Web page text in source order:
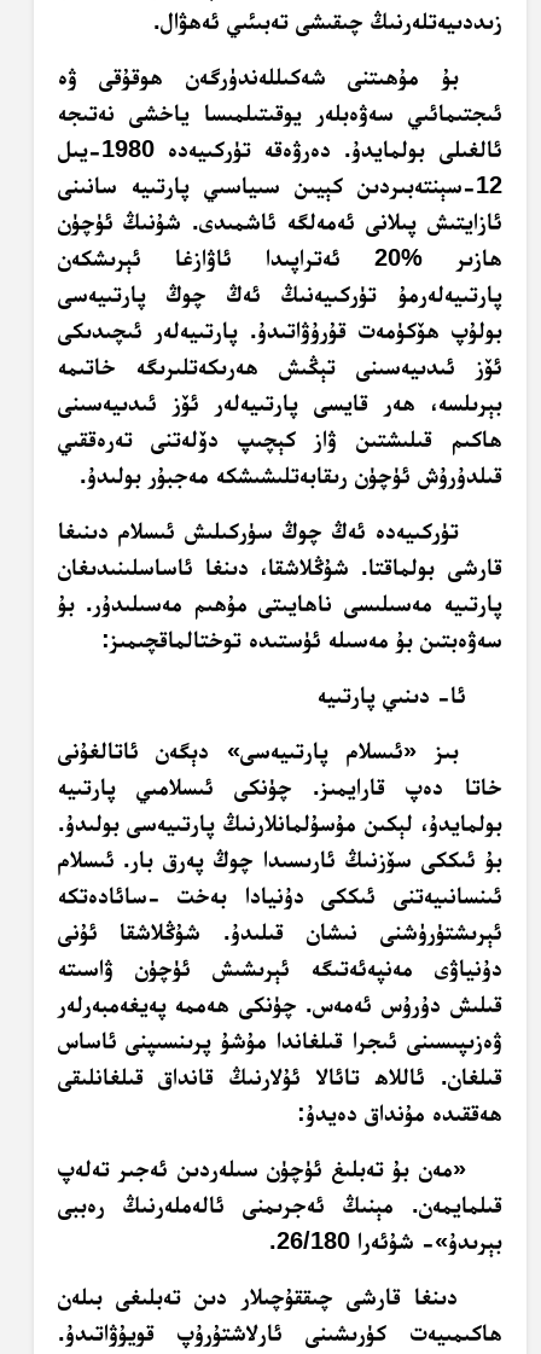
زىددىيەتلەرنىڭ چىقىشى تەبىئىي ئەھۋال.
بۇ مۇھىتنى شەكىللەندۈرگەن ھوقۇقى ۋە
ئىجتىمائىي سەۋەبلەر يوقىتىلمىسا ياخشى نەتىجە
ئالغىلى بولمايدۇ. دەرۋەقە تۈركىيەدە 1980-يىل
12-سېنتەبىردىن كېيىن سىياسىي پارتىيە سانىنى
ئازايتىش پىلانى ئەمەلگە ئاشمىدى. شۇنىڭ ئۈچۈن
ھازىر %20 ئەتراپىدا ئاۋازغا ئېرىشكەن
پارتىيەلەرمۇ تۈركىيەنىڭ ئەڭ چوڭ پارتىيەسى
بولۇپ ھۆكۈمەت قۇرۇۋاتىدۇ. پارتىيەلەر ئىچىدىكى
ئۆز ئىدىيەسىنى تېڭىش ھەرىكەتلىرىگە خاتىمە
بېرىلسە، ھەر قايسى پارتىيەلەر ئۆز ئىدىيەسىنى
ھاكىم قىلىشتىن ۋاز كېچىپ دۆلەتنى تەرەققىي
قىلدۇرۇش ئۈچۈن رىقابەتلىشىشكە مەجبۇر بولىدۇ.
تۈركىيەدە ئەڭ چوڭ سۈركىلىش ئىسلام دىنىغا
قارشى بولماقتا. شۇڭلاشقا، دىنغا ئاساسلىنىدىغان
پارتىيە مەسىلىسى ناھايىتى مۇھىم مەسىلىدۇر. بۇ
سەۋەبتىن بۇ مەسىلە ئۈستىدە توختالماقچىمىز:
ئا- دىنىي پارتىيە
بىز «ئىسلام پارتىيەسى» دېگەن ئاتالغۇنى
خاتا دەپ قارايمىز. چۈنكى ئىسلامىي پارتىيە
بولمايدۇ، لېكىن مۇسۇلمانلارنىڭ پارتىيەسى بولىدۇ.
بۇ ئىككى سۆزنىڭ ئارىسىدا چوڭ پەرق بار. ئىسلام
ئىنسانىيەتنى ئىككى دۇنيادا بەخت -سائادەتكە
ئېرىشتۈرۈشنى نىشان قىلىدۇ. شۇڭلاشقا ئۇنى
دۇنياۋى مەنپەئەتىگە ئېرىشىش ئۈچۈن ۋاسىتە
قىلىش دۇرۇس ئەمەس. چۈنكى ھەممە پەيغەمبەرلەر
ۋەزىپىسىنى ئىجرا قىلغاندا مۇشۇ پرىنسىپنى ئاساس
قىلغان. ئاللاھ تائالا ئۇلارنىڭ قانداق قىلغانلىقى
ھەققىدە مۇنداق دەيدۇ:
«مەن بۇ تەبلىغ ئۈچۈن سىلەردىن ئەجىر تەلەپ
قىلمايمەن. مېنىڭ ئەجرىمنى ئالەملەرنىڭ رەببى
بېرىدۇ»- شۇئەرا 26/180.
دىنغا قارشى چىققۇچىلار دىن تەبلىغى بىلەن
ھاكىمىيەت كۈرىشىنى ئارلاشتۇرۇپ قويۇۋاتىدۇ.